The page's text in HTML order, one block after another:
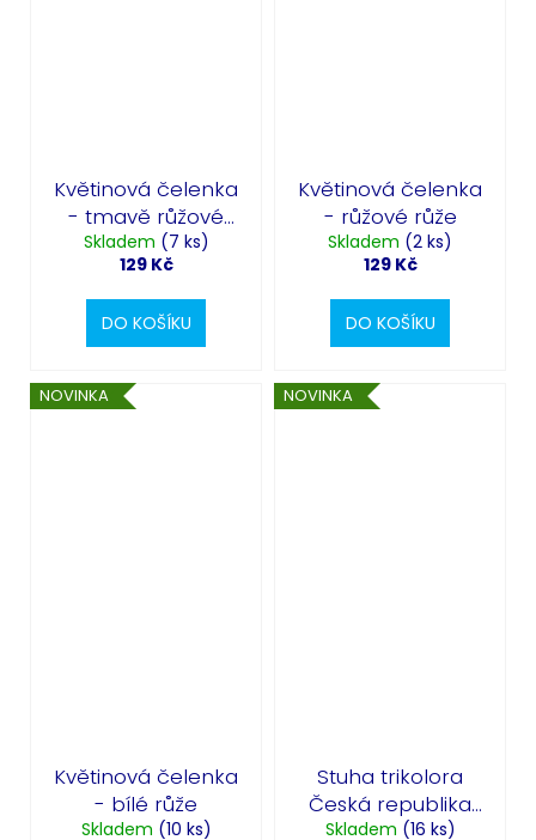
Květinová čelenka
- tmavě růžové
růže
Skladem (7 ks)
129 Kč
DO KOŠÍKU
Květinová čelenka
- růžové růže
Skladem (2 ks)
129 Kč
DO KOŠÍKU
NOVINKA
Květinová čelenka
- bílé růže
Skladem (10 ks)
NOVINKA
Stuha trikolora
Česká republika
20mm - 10m
Skladem (16 ks)